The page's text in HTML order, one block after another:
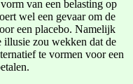
van een belasting op
wel een gevaar om de
een placebo. Namelijk
illusie zou wekken dat de
te vormen voor een